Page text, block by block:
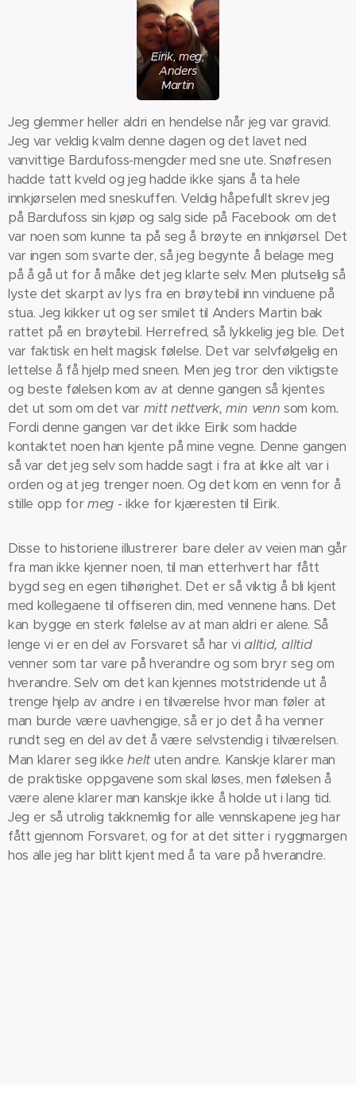
Eirik, meg,
Anders
Martin
Jeg glemmer heller aldri en hendelse når jeg var gravid.
Jeg var veldig kvalm denne dagen og det lavet ned
vanvittige Bardufoss-mengder med sne ute. Snøfresen
hadde tatt kveld og jeg hadde ikke sjans å ta hele
innkjørselen med sneskuffen. Veldig håpefullt skrev jeg
på Bardufoss sin kjøp og salg side på Facebook om det
var noen som kunne ta på seg å brøyte en innkjørsel. Det
var ingen som svarte der, så jeg begynte å belage meg
på å gå ut for å måke det jeg klarte selv. Men plutselig så
lyste det skarpt av lys fra en brøytebil inn vinduene på
stua. Jeg kikker ut og ser smilet til Anders Martin bak
rattet på en brøytebil. Herrefred, så lykkelig jeg ble. Det
var faktisk en helt magisk følelse. Det var selvfølgelig en
lettelse å få hjelp med sneen. Men jeg tror den viktigste
og beste følelsen kom av at denne gangen så kjentes
det ut som om det var mitt nettverk, min venn som kom.
Fordi denne gangen var det ikke Eirik som hadde
kontaktet noen han kjente på mine vegne. Denne gangen
så var det jeg selv som hadde sagt i fra at ikke alt var i
orden og at jeg trenger noen. Og det kom en venn for å
stille opp formeg - ikke for kjæresten til Eirik.
Disse to historiene illustrerer bare deler av veien man går
fra man ikke kjenner noen, til man etterhvert har fått
bygd seg en egen tilhørighet. Det er så viktig å bli kjent
med kollegaene til offiseren din, med vennene hans. Det
kan bygge en sterk følelse av at man aldri er alene. Så
lenge vi er en del av Forsvaret så har vi alltid, alltid
venner som tar vare på hverandre og som bryr seg om
hverandre. Selv om det kan kjennes motstridende ut å
trenge hjelp av andre i en tilværelse hvor man føler at
man burde være uavhengige, så er jo det å ha venner
rundt seg en del av det å være selvstendig i tilværelsen.
Man klarer seg ikkeheltuten andre. Kanskje klarer man
de praktiske oppgavene som skal løses, men følelsen å
være alene klarer man kanskje ikke å holde ut i lang tid.
Jeg er så utrolig takknemlig for alle vennskapene jeg har
fått gjennom Forsvaret, og for at det sitter i ryggmargen
hos alle jeg har blitt kjent med å ta vare på hverandre.